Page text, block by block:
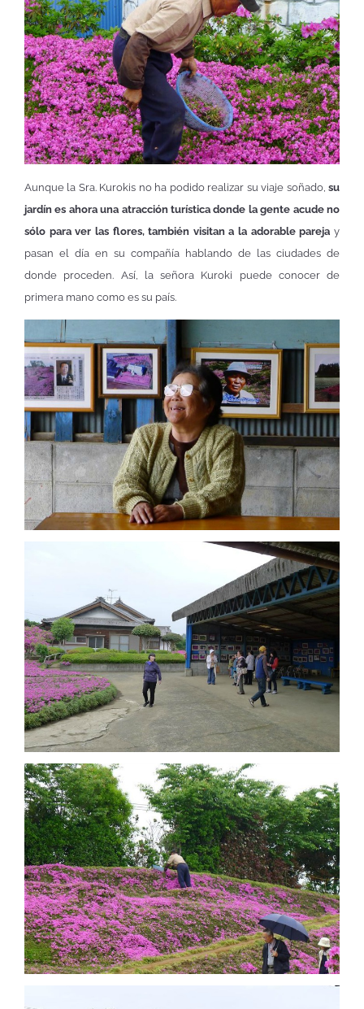
Aunque la Sra. Kurokis no ha podido realizar su viaje soñado, su
jardín es ahora una atracción turística donde la gente acude no
sólo para ver las flores, también visitan a la adorable pareja y
pasan el día en su compañía hablando de las ciudades de
donde proceden. Así, la señora Kuroki puede conocer de
primera mano como es su país.